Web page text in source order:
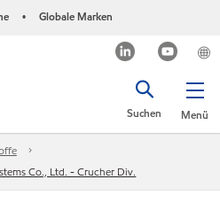
• Globale Marken
Menü
Suchen
Co., Ltd. - Crucher Div.